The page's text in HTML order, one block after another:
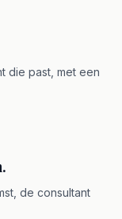
die past, met een
de consultant